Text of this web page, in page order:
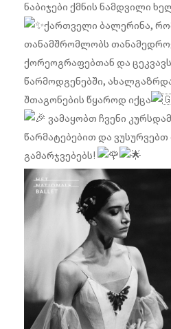
ნაბიჯები ქმნის ნამდვილი
ქართველი ბალერინა,
თანამშრომლობს
ქორეოგრაფებთან და
წარმოდგენებში,
შთაგონების წყაროდ იქცა
ვამაყობთ ჩვენი
წარმატებებით და
გამარჯვებებს!